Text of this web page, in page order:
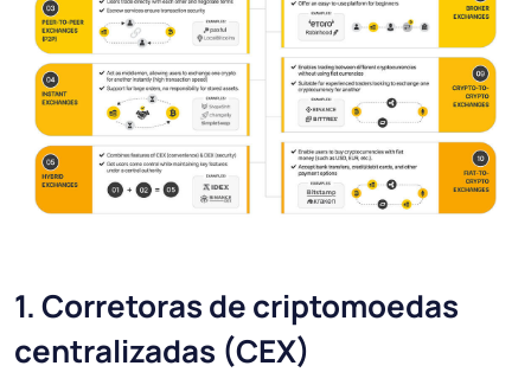
1. Corretoras de criptomoedas
centralizadas (CEX)